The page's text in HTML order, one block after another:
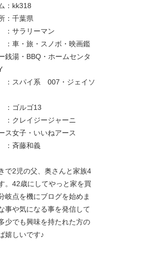
：kk318
：千葉県
ラリーマン
旅・スノボ・映画鑑
銭湯・BBQ・ホームセンタ
：スパイ系 007・ジェイソ
：ゴルゴ13
クレイジージャーニ
女子・いいねアース
：斉藤和義
で2児の父、奥さんと家族4
。42歳にしてやっと家を買
岐点を機にブログを始めま
事や気になる事を発信して
少でも興味を持たれた方の
嬉しいです♪